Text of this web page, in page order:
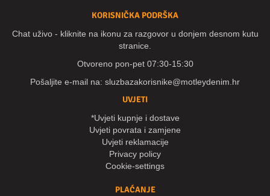
KORISNIČKA PODRŠKA
Chat uživo - kliknite na ikonu za razgovor u donjem desnom kutu
stranice.
Otvoreno pon-pet 07:30-15:30
Pošaljite e-mail na: sluzbazakorisnike@motleydenim.hr
UVJETI
*Uvjeti kupnje i dostave
Uvjeti povrata i zamjene
Uvjeti reklamacije
Privacy policy
Cookie-settings
PLAĆANJE